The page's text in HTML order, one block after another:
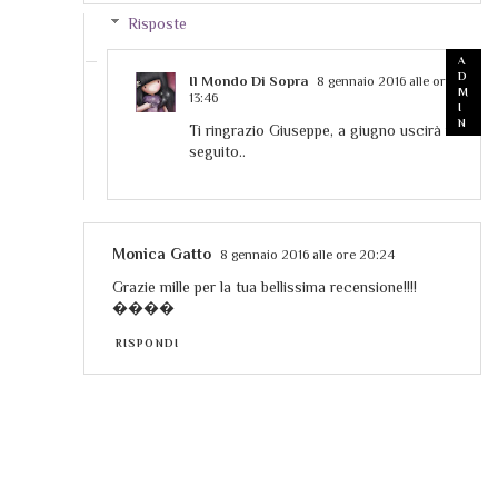
Risposte
Il Mondo Di Sopra
8 gennaio 2016 alle ore
13:46
Ti ringrazio Giuseppe, a giugno uscirà il
seguito..
Monica Gatto 8 gennaio 2016 alle ore 20:24
Grazie mille per la tua bellissima recensione!!!!
����
RISPONDI